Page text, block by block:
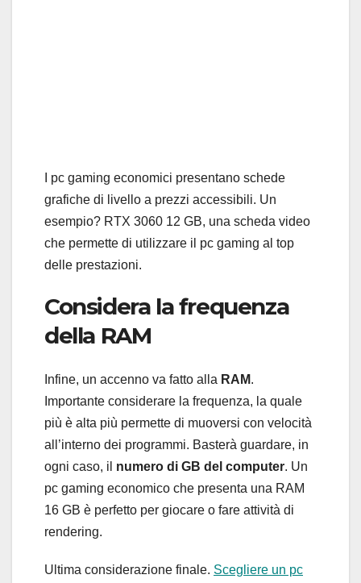
I pc gaming economici presentano schede
grafiche di livello a prezzi accessibili. Un
esempio? RTX 3060 12 GB, una scheda video
che permette di utilizzare il pc gaming al top
delle prestazioni.
Considera la frequenza
della RAM
Infine, un accenno va fatto alla RAM.
Importante considerare la frequenza, la quale
più è alta più permette di muoversi con velocità
all’interno dei programmi. Basterà guardare, in
ogni caso, il numero di GB del computer. Un
pc gaming economico che presenta una RAM
16 GB è perfetto per giocare o fare attività di
rendering.
Ultima considerazione finale. Scegliere un pc